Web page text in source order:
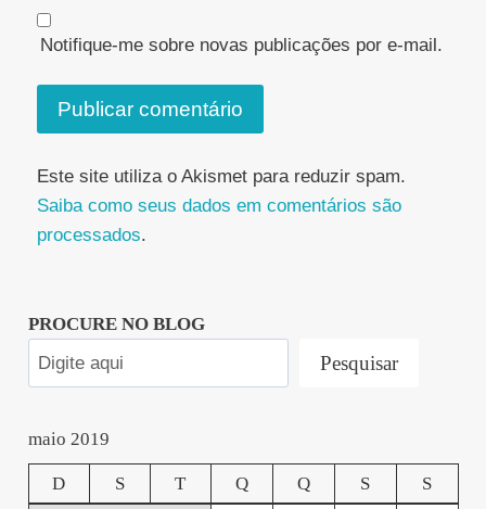
Notifique-me sobre novas publicações por e-mail.
Este site utiliza o Akismet para reduzir spam.
Saiba como seus dados em comentários são
processados.
PROCURE NO BLOG
Pesquisar
maio 2019
D S T Q Q S S